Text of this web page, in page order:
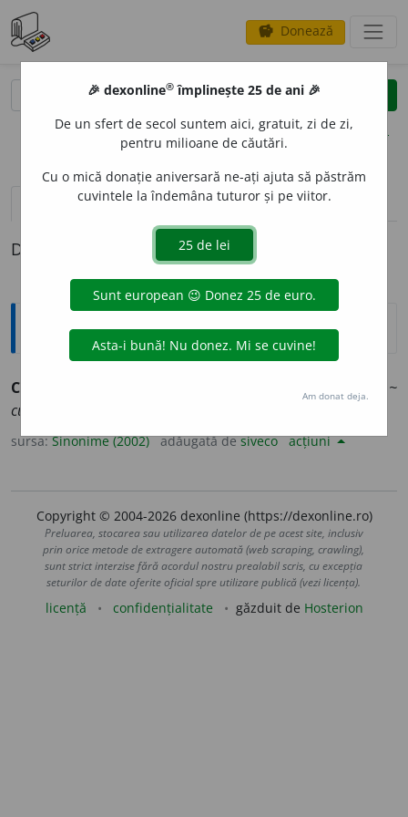
savings Donează
clear
opțiuni
definiții (1) pronunțievolume_up (10)
Definiția cu ID-ul 178683:
Sinonime
CONFUND
(L-a ~
cu altcineva.)
sursa:Sinonime (2002) adăugată desiveco acțiuni
Copyright © 2004-2026 dexonline (https://dexonline.ro)
Preluarea, stocarea sau utilizarea datelor de pe acest site, inclusiv
prin orice metode de extragere automată (web scraping, crawling),
sunt strict interzise fără acordul nostru prealabil scris, cu excepția
seturilor de date oferite oficial spre utilizare publică (vezi licența).
licență confidențialitate găzduit de Hosterion
🎉 dexonline® împlinește 25 de ani 🎉
De un sfert de secol suntem aici, gratuit, zi de zi,
pentru milioane de căutări.
Cu o mică donație aniversară ne-ați ajuta să păstrăm
cuvintele la îndemâna tuturor și pe viitor.
Am donat deja.